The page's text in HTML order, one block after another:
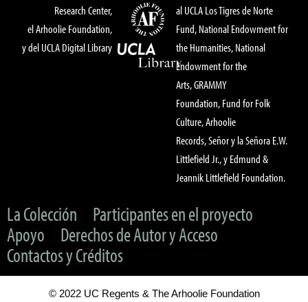
Research Center,
el Arhoolie Foundation,
y del UCLA Digital Library
al UCLA Los Tigres de Norte
Fund, National Endowment for
the Humanities, National
Endowment for the
Arts, GRAMMY
Foundation, Fund for Folk
Culture, Arhoolie
Records, Señor y la Señora E.W.
Littlefield Jr., y Edmund &
Jeannik Littlefield Foundation.
La Colección
Participantes en el proyecto
Apoyo
Derechos de Autor y Acceso
Contactos y Créditos
© 2022 UC Regents & The Arhoolie Foundation